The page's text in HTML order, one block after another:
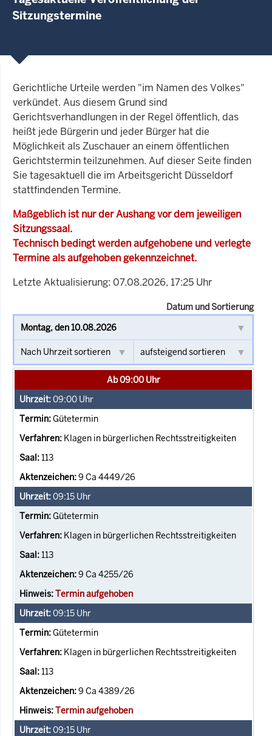
Sitzungstermine
Gerichtliche Urteile werden "im Namen des Volkes"
verkündet. Aus diesem Grund sind
Gerichtsverhandlungen in der Regel öffentlich, das
heißt jede Bürgerin und jeder Bürger hat die
Möglichkeit als Zuschauer an einem öffentlichen
Gerichtstermin teilzunehmen. Auf dieser Seite finden
Sie tagesaktuell die im Arbeitsgericht Düsseldorf
stattfindenden Termine.
Maßgeblich ist nur der Aushang vor dem jeweiligen
Sitzungssaal.
Technisch bedingt werden aufgehobene und verlegte
Termine als aufgehoben gekennzeichnet.
Letzte Aktualisierung: 07.08.2026, 17:25 Uhr
Datum und Sortierung
Ab 09:00 Uhr
09:00 Uhr
Gütetermin
Klagen in bürgerlichen Rechtsstreitigkeiten
113
9 Ca 4449/26
09:15 Uhr
Gütetermin
Klagen in bürgerlichen Rechtsstreitigkeiten
113
9 Ca 4255/26
Termin aufgehoben
09:15 Uhr
Gütetermin
Klagen in bürgerlichen Rechtsstreitigkeiten
113
9 Ca 4389/26
Termin aufgehoben
09:15 Uhr